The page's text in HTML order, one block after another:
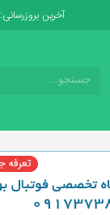
آخرین بروزرسانی: 7 ژانویه 2019